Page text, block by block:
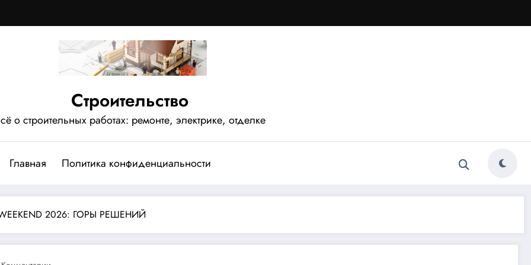
Строительство
о строительных работах: ремонте, электрике, отделке
Главная Политика конфиденциальности
WEEKEND 2026: ГОРЫ РЕШЕНИЙ